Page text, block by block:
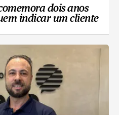
dois anos
indicar um cliente